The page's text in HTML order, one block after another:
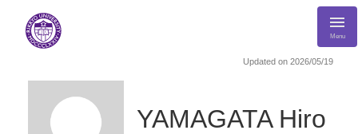
Menu
Updated on 2026/05/19
YAMAGATA Hiro